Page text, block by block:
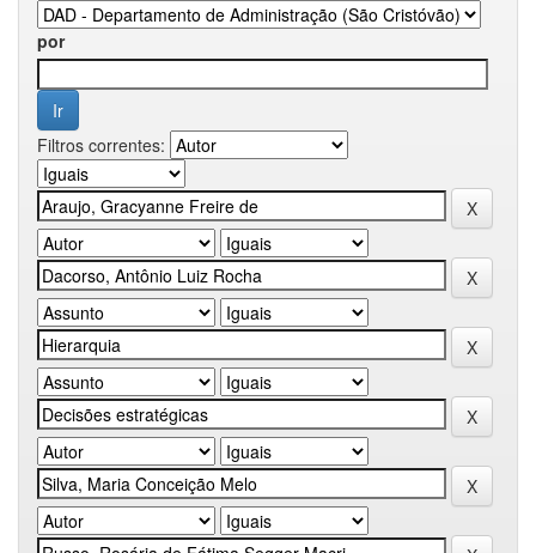
por
Filtros correntes: